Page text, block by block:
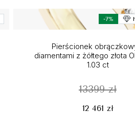
-7%
Pierścionek
diamentami z żółtego złota
1.03 ct
13399 zł
12 461 zł